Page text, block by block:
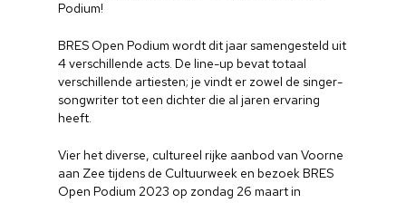
Podium!
BRES Open Podium wordt dit jaar samengesteld uit
4 verschillende acts. De line-up bevat totaal
verschillende artiesten; je vindt er zowel de singer-
songwriter tot een dichter die al jaren ervaring
heeft.
Vier het diverse, cultureel rijke aanbod van Voorne
aan Zee tijdens de Cultuurweek en bezoek BRES
Open Podium 2023 op zondag 26 maart in